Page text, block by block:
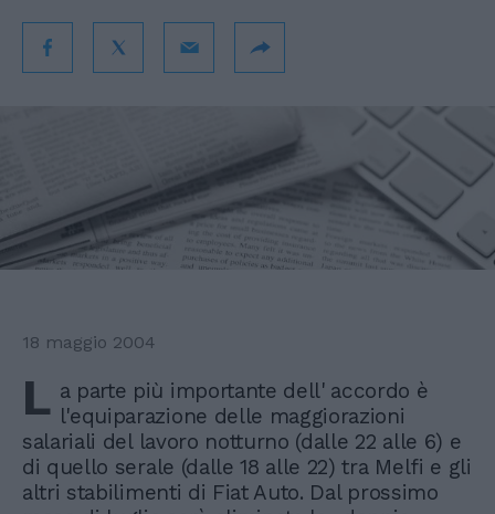
18 maggio 2004
L a parte più importante dell' accordo è
l'equiparazione delle maggiorazioni
salariali del lavoro notturno (dalle 22 alle 6) e
di quello serale (dalle 18 alle 22) tra Melfi e gli
altri stabilimenti di Fiat Auto. Dal prossimo